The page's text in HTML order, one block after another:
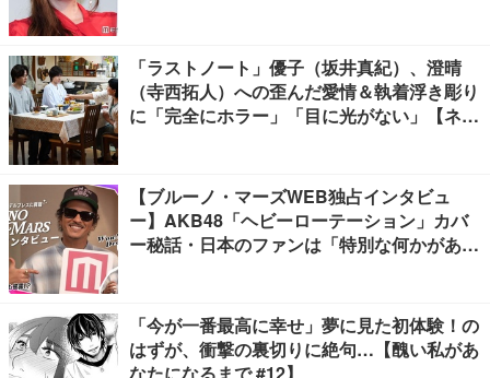
「ラストノート」優子（坂井真紀）、澄晴
（寺西拓人）への歪んだ愛情＆執着浮き彫り
に「完全にホラー」「目に光がない」【ネタ
【ブルーノ・マーズWEB独占インタビュ
ー】AKB48「ヘビーローテーション」カバ
ー秘話・日本のファンは「特別な何かがあ
「今が一番最高に幸せ」夢に見た初体験！の
はずが、衝撃の裏切りに絶句…【醜い私があ